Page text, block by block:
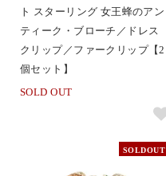
ト スターリング 女王蜂のアン
ティーク・ブローチ／ドレス
クリップ／ファークリップ【2
個セット】
SOLD OUT
SOLDOUT